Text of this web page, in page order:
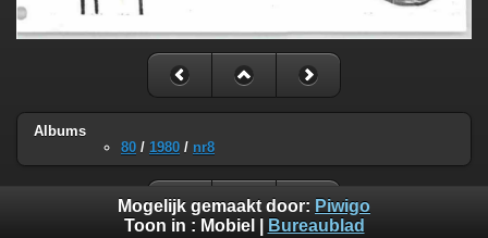
Albums
80 / 1980 / nr8
Mogelijk gemaakt door: Piwigo
Toon in : Mobiel Bureaublad